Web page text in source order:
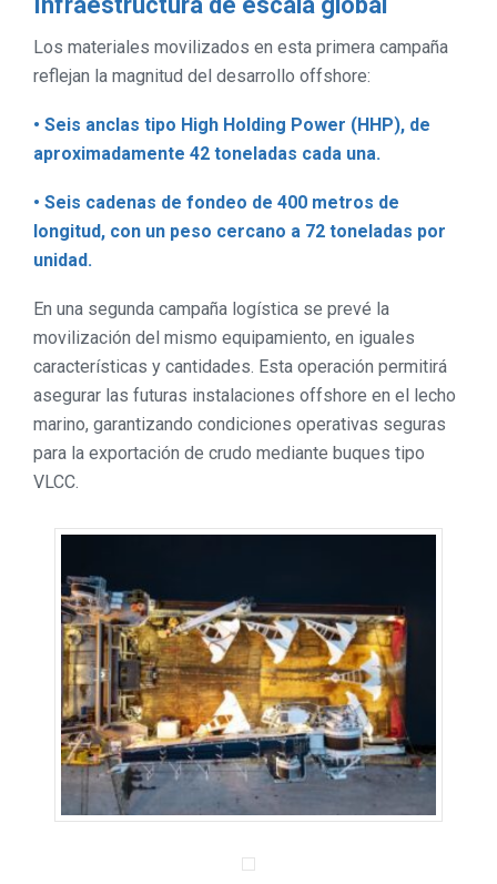
Los materiales movilizados en esta primera campaña
reflejan la magnitud del desarrollo offshore:
• Seis anclas tipo High Holding Power (HHP), de
aproximadamente 42 toneladas cada una.
• Seis cadenas de fondeo de 400 metros de
longitud, con un peso cercano a 72 toneladas por
unidad.
En una segunda campaña logística se prevé la
movilización del mismo equipamiento, en iguales
características y cantidades. Esta operación permitirá
asegurar las futuras instalaciones offshore en el lecho
marino, garantizando condiciones operativas seguras
para la exportación de crudo mediante buques tipo
VLCC.